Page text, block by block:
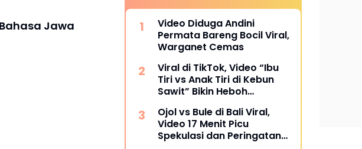
Jawa
Video Diduga Andini
Permata Bareng Bocil Viral,
Warganet Cemas
Viral di TikTok, Video “Ibu
Tiri vs Anak Tiri di Kebun
Sawit” Bikin Heboh
Ojol vs Bule di Bali Viral,
Video 17 Menit Picu
Spekulasi dan Peringatan